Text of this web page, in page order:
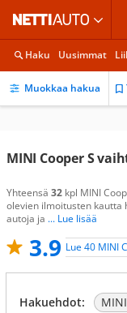
Haku Uusimmat
Muokkaa hakua
MINI Cooper S
Yhteensä 32 kpl MINI
olevien ilmoitusten kautta
autoja ja ... Lue lisää
3.9 Lue 40 MINI
Hakuehdot: